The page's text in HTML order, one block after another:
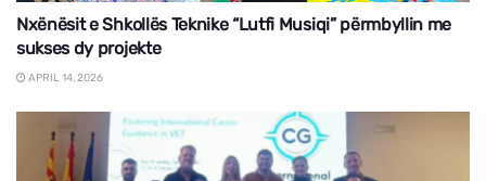
Nxënësit e Shkollës Teknike “Lutfi Musiqi” përmbyllin me
sukses dy projekte
APRIL 14, 2026